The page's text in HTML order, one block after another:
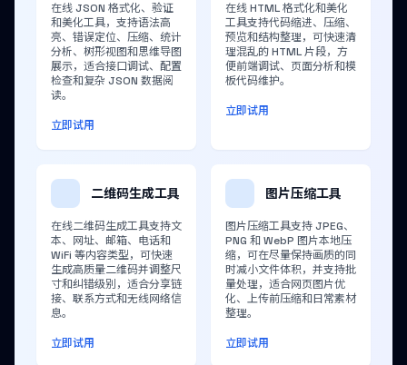
在线 JSON 格式化、验证
和美化工具，支持语法高
亮、错误定位、压缩、统计
分析、树形视图和思维导图
展示，适合接口调试、配置
检查和复杂 JSON 数据阅
读。
立即试用
在线 HTML 格式化和美化
工具支持代码缩进、压缩、
预览和结构整理，可快速清
理混乱的 HTML 片段，方
便前端调试、页面分析和模
板代码维护。
立即试用
二维码生成工具
在线二维码生成工具支持文
本、网址、邮箱、电话和
WiFi 等内容类型，可快速
生成高质量二维码并调整尺
寸和纠错级别，适合分享链
接、联系方式和无线网络信
息。
立即试用
图片压缩工具
图片压缩工具支持 JPEG、
PNG 和 WebP 图片本地压
缩，可在尽量保持画质的同
时减小文件体积，并支持批
量处理，适合网页图片优
化、上传前压缩和日常素材
整理。
立即试用